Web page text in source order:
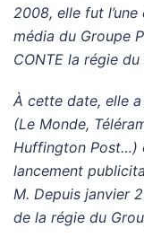
2008, elle fut
média du Groupe
CONTE la régie du
À cette date, elle
(Le Monde,
Huffington Post…)
lancement
M. Depuis janvier
de la régie du